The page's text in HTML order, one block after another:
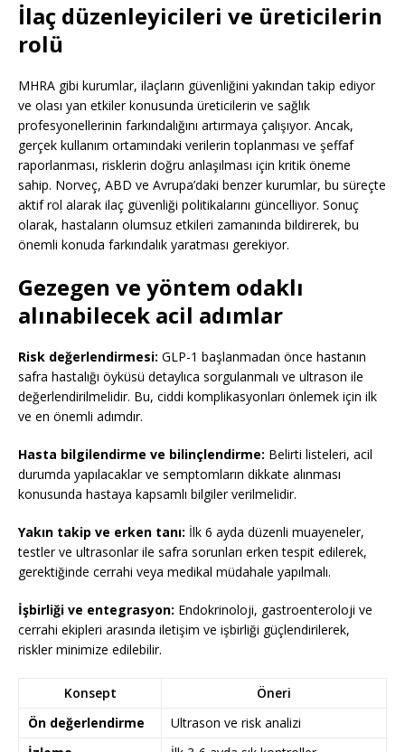
İlaç düzenleyicileri ve üreticilerin
rolü
MHRA gibi kurumlar, ilaçların güvenliğini yakından takip ediyor
ve olası yan etkiler konusunda üreticilerin ve sağlık
profesyonellerinin farkındalığını artırmaya çalışıyor. Ancak,
gerçek kullanım ortamındaki verilerin toplanması ve şeffaf
raporlanması, risklerin doğru anlaşılması için kritik öneme
sahip. Norveç, ABD ve Avrupa’daki benzer kurumlar, bu süreçte
aktif rol alarak ilaç güvenliği politikalarını güncelliyor. Sonuç
olarak, hastaların olumsuz etkileri zamanında bildirerek, bu
önemli konuda farkındalık yaratması gerekiyor.
Gezegen ve yöntem odaklı
alınabilecek acil adımlar
Risk değerlendirmesi: GLP-1 başlanmadan önce hastanın
safra hastalığı öyküsü detaylıca sorgulanmalı ve ultrason ile
değerlendirilmelidir. Bu, ciddi komplikasyonları önlemek için ilk
ve en önemli adımdır.
Hasta bilgilendirme ve bilinçlendirme: Belirti listeleri, acil
durumda yapılacaklar ve semptomların dikkate alınması
konusunda hastaya kapsamlı bilgiler verilmelidir.
Yakın takip ve erken tanı: İlk 6 ayda düzenli muayeneler,
testler ve ultrasonlar ile safra sorunları erken tespit edilerek,
gerektiğinde cerrahi veya medikal müdahale yapılmalı.
İşbirliği ve entegrasyon: Endokrinoloji, gastroenteroloji ve
cerrahi ekipleri arasında iletişim ve işbirliği güçlendirilerek,
riskler minimize edilebilir.
Konsept
Öneri
Ön değerlendirme
Ultrason ve risk analizi